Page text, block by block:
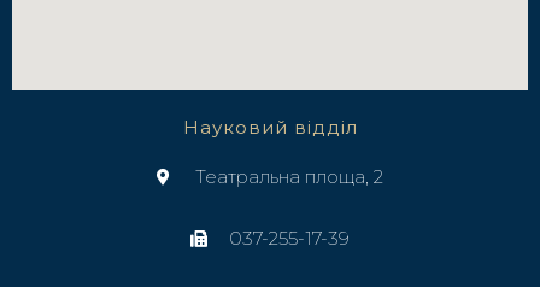
Науковий відділ
Театральна площа, 2
037-255-17-39